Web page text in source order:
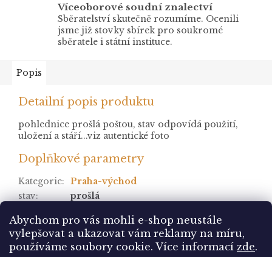
Abychom pro vás mohli e-shop neustále
vylepšovat a ukazovat vám reklamy na míru,
používáme soubory cookie. Více informací zde.
Víceoborové soudní znalectví
Sběratelství skutečně rozumíme. Ocenili
jsme již stovky sbírek pro soukromé
sběratele i státní instituce.
Popis
Detailní popis produktu
pohlednice prošlá poštou, stav odpovídá použití,
uložení a stáří...viz autentické foto
Doplňkové parametry
Kategorie:
Praha-východ
stav:
prošlá